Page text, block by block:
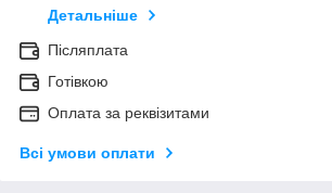
Детальніше
Післяплата
Готівкою
Оплата за реквізитами
Всі умови оплати